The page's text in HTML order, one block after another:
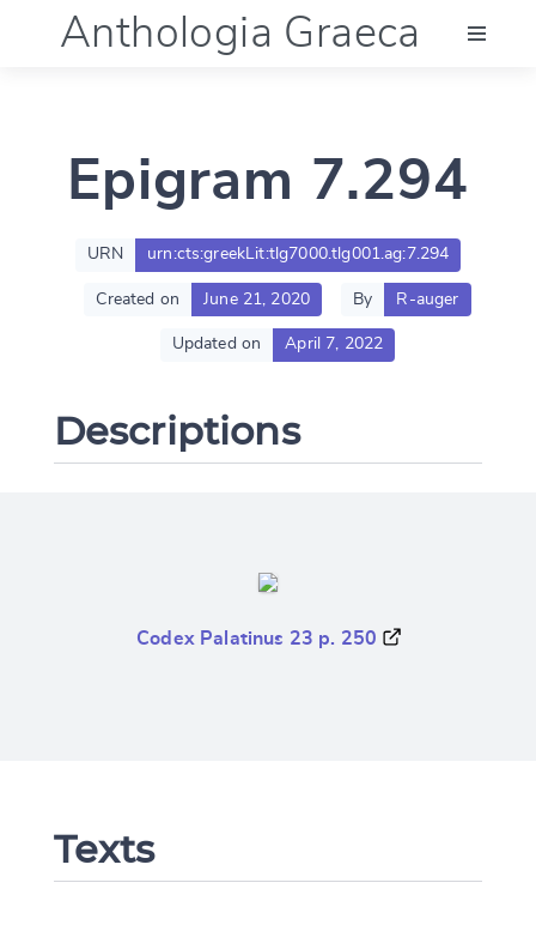
Anthologia Graeca
Language (en)
Documentation
Epigram 7.294
URN urn:cts:greekLit:tlg7000.tlg001.ag:7.294
Created on June 21, 2020 By R-auger
Updated on April 7, 2022
Descriptions
Codex Palatinus 23 p. 250
Texts